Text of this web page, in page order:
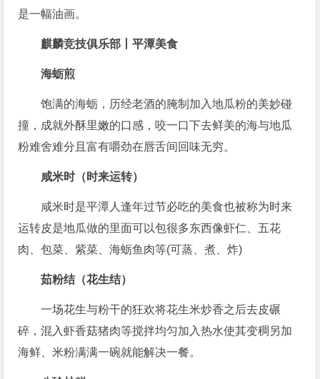
是一幅油画。
麒麟竞技俱乐部丨平潭美食
海蛎煎
饱满的海蛎，历经老酒的腌制加入地瓜粉的美妙碰
撞，成就外酥里嫩的口感，咬一口下去鲜美的海与地瓜
粉难舍难分且富有嚼劲在唇舌间回味无穷。
咸米时（时来运转）
咸米时是平潭人逢年过节必吃的美食也被称为时来
运转皮是地瓜做的里面可以包很多东西像虾仁、五花
肉、包菜、紫菜、海蛎鱼肉等(可蒸、煮、炸)
茹粉结（花生结）
一场花生与粉干的狂欢将花生米炒香之后去皮碾
碎，混入虾香菇猪肉等搅拌均匀加入热水使其变稠另加
海鲜、米粉满满一碗就能解决一餐。